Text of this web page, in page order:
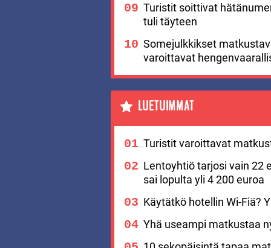
Turistit soittivat
tuli täyteen
Somejulkkikset
varoittavat
LUETUIMMAT
Turistit varoittavat
Lentoyhtiö tarjosi vain 22
sai lopulta yli 4 200 euroa
Käytätkö hotellin Wi-Fiä?
Yhä useampi matkustaa